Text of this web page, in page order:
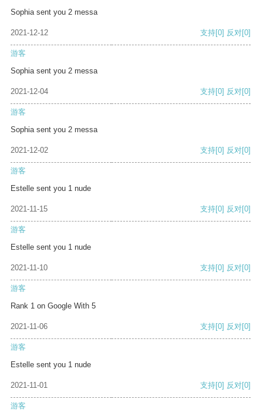
Sophia sent you 2 messa
2021-12-12 支持[0] 反对[0]
游客
Sophia sent you 2 messa
2021-12-04 支持[0] 反对[0]
游客
Sophia sent you 2 messa
2021-12-02 支持[0] 反对[0]
游客
Estelle sent you 1 nude
2021-11-15 支持[0] 反对[0]
游客
Estelle sent you 1 nude
2021-11-10 支持[0] 反对[0]
游客
Rank 1 on Google With 5
2021-11-06 支持[0] 反对[0]
游客
Estelle sent you 1 nude
2021-11-01 支持[0] 反对[0]
游客